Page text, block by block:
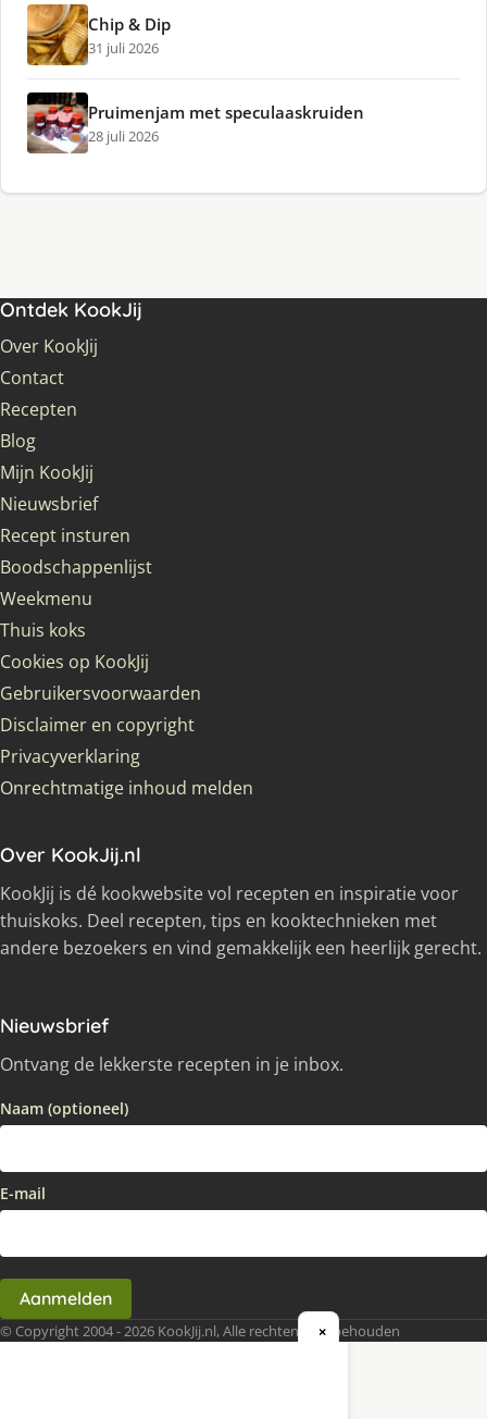
Chip & Dip
31 juli 2026
Pruimenjam met speculaaskruiden
28 juli 2026
Ontdek KookJij
Over KookJij
Contact
Recepten
Blog
Mijn KookJij
Nieuwsbrief
Recept insturen
Boodschappenlijst
Weekmenu
Thuis koks
Cookies op KookJij
Gebruikersvoorwaarden
Disclaimer en copyright
Privacyverklaring
Onrechtmatige inhoud melden
Over KookJij.nl
KookJij is dé kookwebsite vol recepten en inspiratie voor
thuiskoks. Deel recepten, tips en kooktechnieken met
andere bezoekers en vind gemakkelijk een heerlijk gerecht.
Nieuwsbrief
Ontvang de lekkerste recepten in je inbox.
Naam (optioneel)
E-mail
Aanmelden
© Copyright 2004 - 2026 KookJij.nl, Alle rechten voorbehouden
×